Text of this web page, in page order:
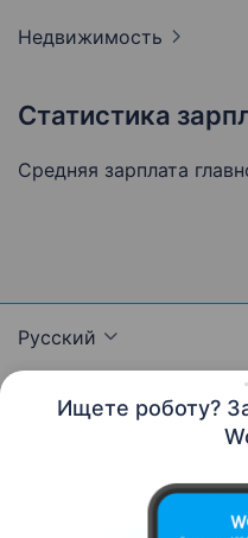
Ищете роботу?
Недвижимость
Статистика
Средняя зарплата
Русский